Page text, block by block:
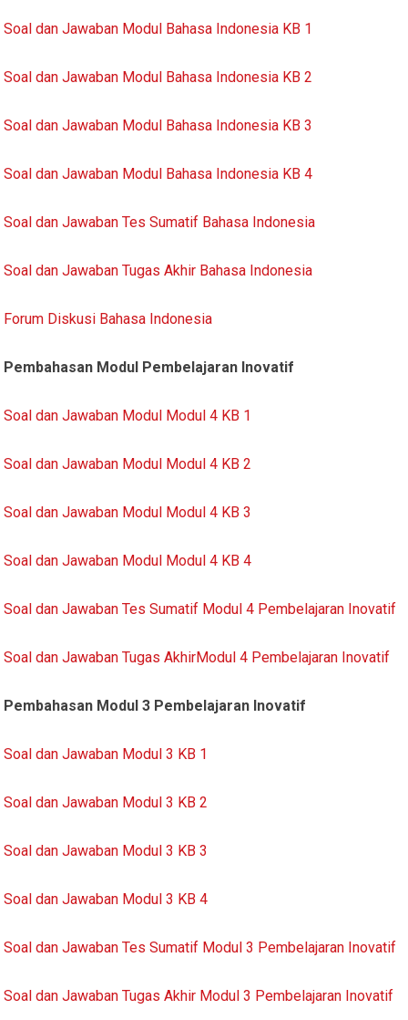
Soal dan Jawaban Modul Bahasa Indonesia KB 1
Soal dan Jawaban Modul Bahasa Indonesia KB 2
Soal dan Jawaban Modul Bahasa Indonesia KB 3
Soal dan Jawaban Modul Bahasa Indonesia KB 4
Soal dan Jawaban Tes Sumatif Bahasa Indonesia
Soal dan Jawaban Tugas Akhir Bahasa Indonesia
Forum Diskusi Bahasa Indonesia
Pembahasan Modul Pembelajaran Inovatif
Soal dan Jawaban Modul Modul 4 KB 1
Soal dan Jawaban Modul Modul 4 KB 2
Soal dan Jawaban Modul Modul 4 KB 3
Soal dan Jawaban Modul Modul 4 KB 4
Soal dan Jawaban Tes Sumatif Modul 4 Pembelajaran Inovatif
Soal dan Jawaban Tugas AkhirModul 4 Pembelajaran Inovatif
Pembahasan Modul 3 Pembelajaran Inovatif
Soal dan Jawaban Modul 3 KB 1
Soal dan Jawaban Modul 3 KB 2
Soal dan Jawaban Modul 3 KB 3
Soal dan Jawaban Modul 3 KB 4
Soal dan Jawaban Tes Sumatif Modul 3 Pembelajaran Inovatif
Soal dan Jawaban Tugas Akhir Modul 3 Pembelajaran Inovatif